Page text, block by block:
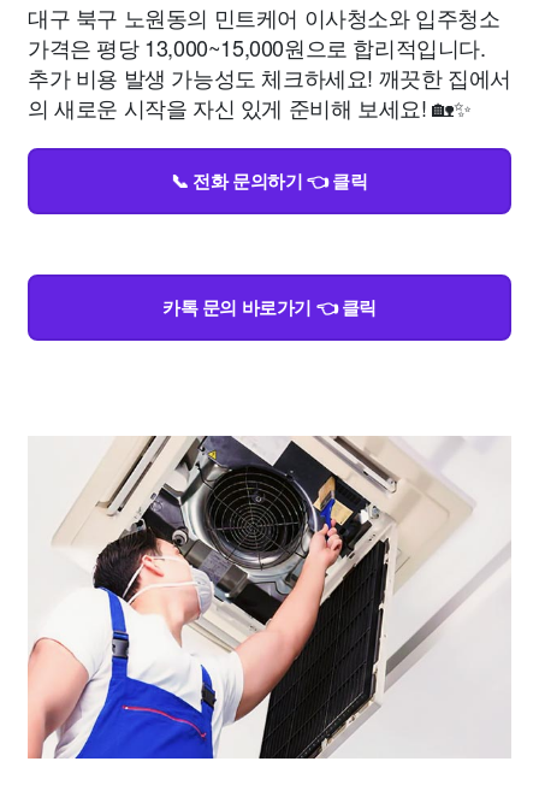
대구 북구 노원동의 민트케어 이사청소와 입주청소
가격은 평당 13,000~15,000원으로 합리적입니다.
추가 비용 발생 가능성도 체크하세요! 깨끗한 집에서
의 새로운 시작을 자신 있게 준비해 보세요! 🏡✨
📞 전화 문의하기 👈 클릭
카톡 문의 바로가기 👈 클릭